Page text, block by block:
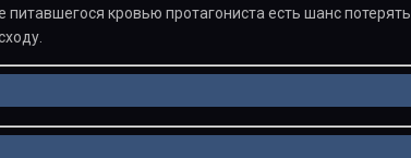
кровью протагониста есть шанс потерять